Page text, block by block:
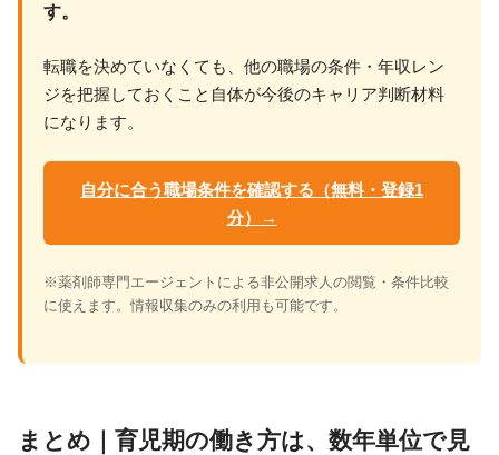
す。
転職を決めていなくても、他の職場の条件・年収レン
ジを把握しておくこと自体が今後のキャリア判断材料
になります。
自分に合う職場条件を確認する（無料・登録1
分）→
※薬剤師専門エージェントによる非公開求人の閲覧・条件比較
に使えます。情報収集のみの利用も可能です。
まとめ｜育児期の働き方は、数年単位で見